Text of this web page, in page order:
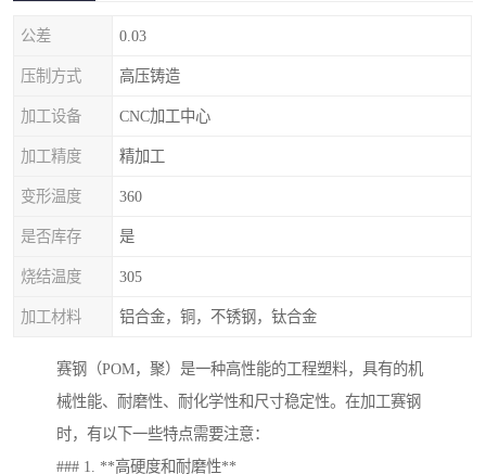
公差 0.03
压制方式 高压铸造
加工设备 CNC加工中心
加工精度 精加工
变形温度 360
是否库存 是
烧结温度 305
加工材料 铝合金，铜，不锈钢，钛合金
赛钢（POM，聚）是一种高性能的工程塑料，具有的机
械性能、耐磨性、耐化学性和尺寸稳定性。在加工赛钢
时，有以下一些特点需要注意：
### 1. **高硬度和耐磨性**